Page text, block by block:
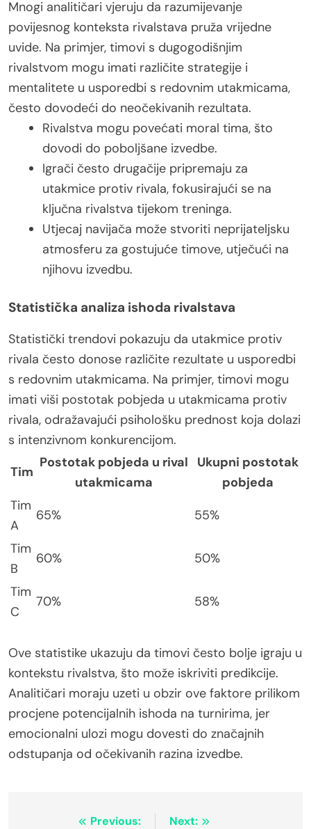
Mnogi analitičari vjeruju da razumijevanje
povijesnog konteksta rivalstava pruža vrijedne
uvide. Na primjer, timovi s dugogodišnjim
rivalstvom mogu imati različite strategije i
mentalitete u usporedbi s redovnim utakmicama,
često dovodeći do neočekivanih rezultata.
Rivalstva mogu povećati moral tima, što
dovodi do poboljšane izvedbe.
Igrači često drugačije pripremaju za
utakmice protiv rivala, fokusirajući se na
ključna rivalstva tijekom treninga.
Utjecaj navijača može stvoriti neprijateljsku
atmosferu za gostujuće timove, utječući na
njihovu izvedbu.
Statistička analiza ishoda rivalstava
Statistički trendovi pokazuju da utakmice protiv
rivala često donose različite rezultate u usporedbi
s redovnim utakmicama. Na primjer, timovi mogu
imati viši postotak pobjeda u utakmicama protiv
rivala, odražavajući psihološku prednost koja dolazi
s intenzivnom konkurencijom.
Tim
Postotak pobjeda u rival
utakmicama
Ukupni postotak
pobjeda
Tim
A
65%
55%
Tim
B
60%
50%
Tim
C
70% 58%
Ove statistike ukazuju da timovi često bolje igraju u
kontekstu rivalstva, što može iskriviti predikcije.
Analitičari moraju uzeti u obzir ove faktore prilikom
procjene potencijalnih ishoda na turnirima, jer
emocionalni ulozi mogu dovesti do značajnih
odstupanja od očekivanih razina izvedbe.
Previous:
Next: